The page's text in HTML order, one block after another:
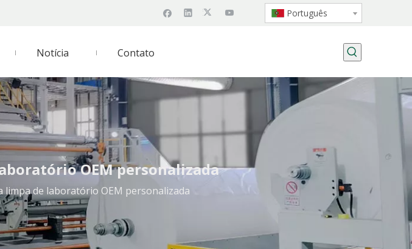
Português
Notícia Contato
OEM personalizada
limpa de laboratório OEM personalizada